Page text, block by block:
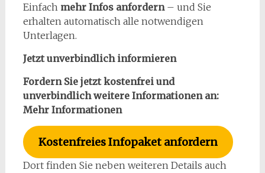
Einfach mehr Infos anfordern– und Sie
erhalten automatisch alle notwendigen
Unterlagen.
Jetzt unverbindlich informieren
Fordern Sie jetzt kostenfrei und
unverbindlich weitere Informationen an:
Mehr Informationen
Kostenfreies Infopaket anfordern
Dort finden Sie neben weiteren Details auch